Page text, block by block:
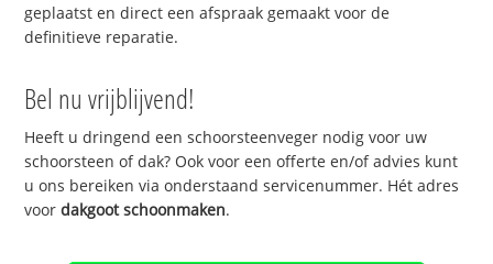
geplaatst en direct een afspraak gemaakt voor de
definitieve reparatie.
Bel nu vrijblijvend!
Heeft u dringend een schoorsteenveger nodig voor uw
schoorsteen of dak? Ook voor een offerte en/of advies kunt
u ons bereiken via onderstaand servicenummer. Hét adres
voordakgoot schoonmaken.